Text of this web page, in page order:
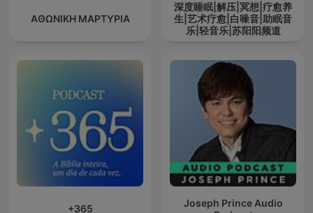
ΑΘΩΝΙΚΗ ΜΑΡΤΥΡΙΑ
深度睡眠|解压|冥想|疗愈养
生|艺术疗愈|白噪音|助眠音
乐|轻音乐|苏阳阳频道
+365
Joseph Prince Audio